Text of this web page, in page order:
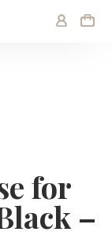
for
–